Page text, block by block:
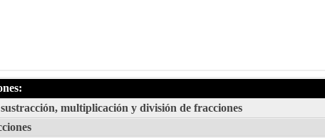
multiplicación y división de fracciones